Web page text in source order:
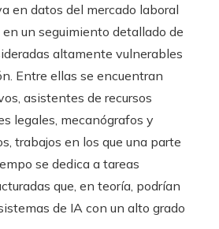
en datos del mercado laboral
un seguimiento detallado de
altamente vulnerables
Entre ellas se encuentran
asistentes de recursos
legales, mecanógrafos y
trabajos en los que una parte
se dedica a tareas
que, en teoría, podrían
de IA con un alto grado